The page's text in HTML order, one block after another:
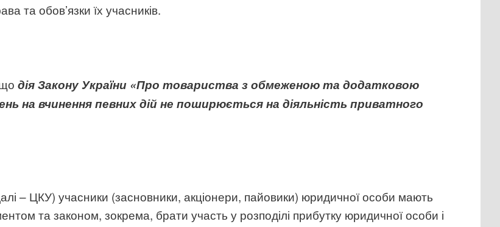
та обов’язки їх учасників.
щодія Закону України «Про товариства з обмеженою та додатковою
на вчинення певних дій не поширюється на діяльність приватного
– ЦКУ) учасники (засновники, акціонери, пайовики) юридичної особи мають
та законом, зокрема, брати участь у розподілі прибутку юридичної особи і